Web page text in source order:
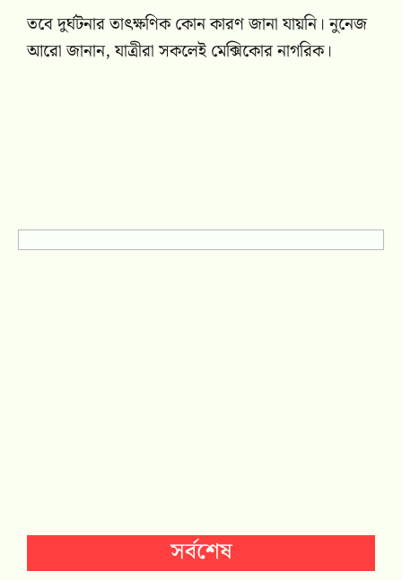
তবে দুর্ঘটনার তাৎক্ষণিক কোন কারণ জানা যায়নি। নুনেজ
আরো জানান, যাত্রীরা সকলেই মেক্সিকোর নাগরিক।
সর্বশেষ